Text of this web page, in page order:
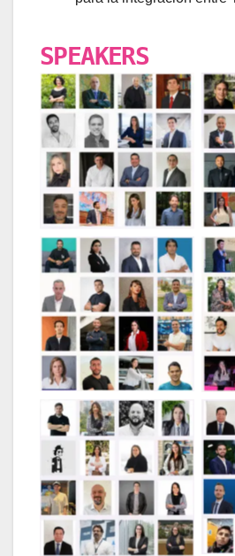
SPEAKERS
BSL 2025
BSL 2025
BSL 2025